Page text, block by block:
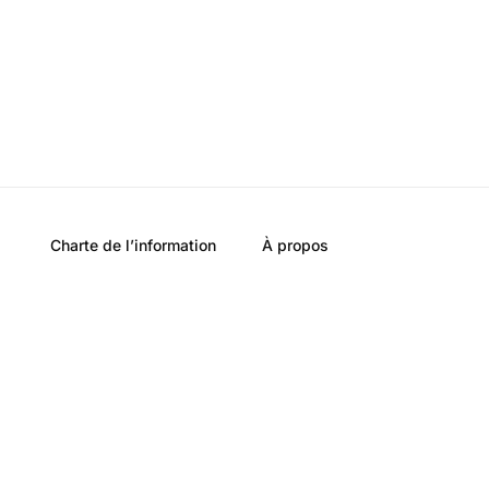
Charte de l’information À propos